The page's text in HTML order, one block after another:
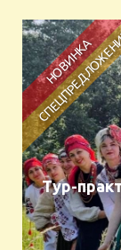
Тур-